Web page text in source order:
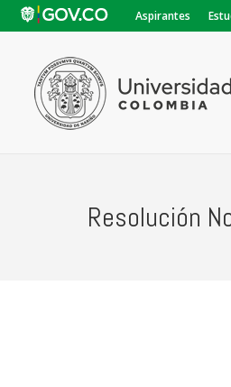
Aspirantes
Resolución